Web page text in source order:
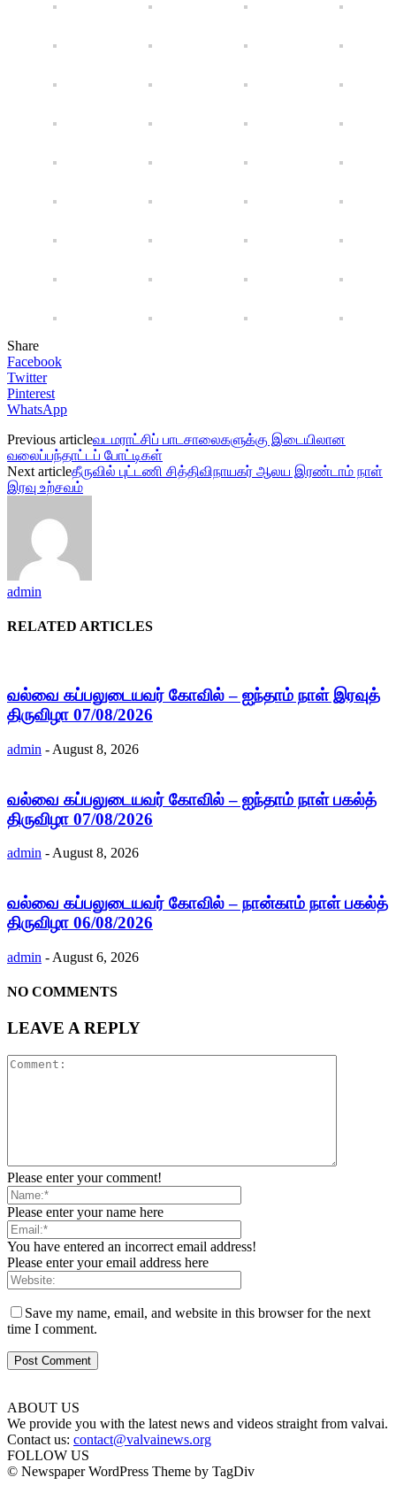
Share
Facebook
Twitter
Pinterest
WhatsApp
Previous articleவடமராட்சிப் பாடசாலைகளுக்கு இடையிலான
வலைப்பந்தாட்டப் போட்டிகள்
Next articleதீருவில் புட்டணி சித்திவிநாயகர் ஆலய இரண்டாம் நாள்
இரவு உற்சவம்
admin
RELATED ARTICLES
வல்வை கப்பலுடையவர் கோவில் – ஐந்தாம் நாள் இரவுத்
திருவிழா 07/08/2026
admin - August 8, 2026
வல்வை கப்பலுடையவர் கோவில் – ஐந்தாம் நாள் பகல்த்
திருவிழா 07/08/2026
admin - August 8, 2026
வல்வை கப்பலுடையவர் கோவில் – நான்காம் நாள் பகல்த்
திருவிழா 06/08/2026
admin - August 6, 2026
NO COMMENTS
LEAVE A REPLY
Please enter your comment!
Please enter your name here
You have entered an incorrect email address!
Please enter your email address here
Save my name, email, and website in this browser for the next
time I comment.
ABOUT US
We provide you with the latest news and videos straight from valvai.
Contact us: contact@valvainews.org
FOLLOW US
© Newspaper WordPress Theme by TagDiv